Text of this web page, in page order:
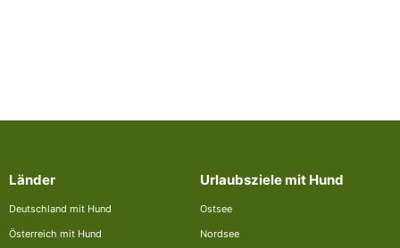
Länder
Deutschland mit Hund
Österreich mit Hund
Urlaubsziele mit Hund
Ostsee
Nordsee